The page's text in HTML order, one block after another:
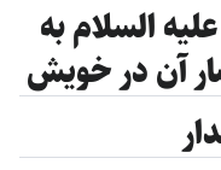
السلام به
آن در خویش